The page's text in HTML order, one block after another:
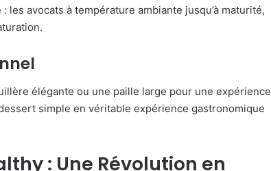
les avocats à température ambiante jusqu’à maturité,
élégante ou une paille large pour une expérience
simple en véritable expérience gastronomique
: Une Révolution en